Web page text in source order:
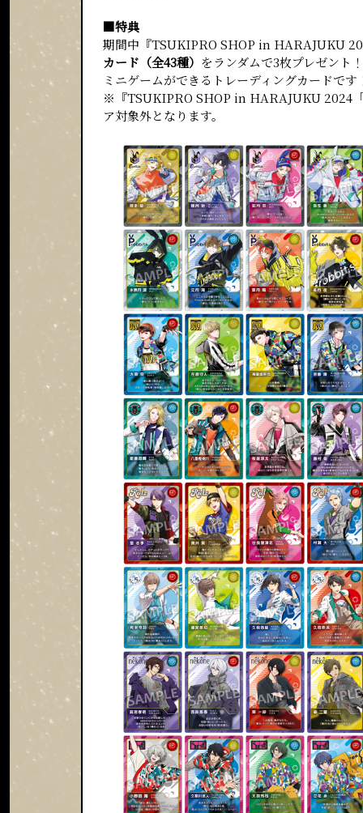
■特典
期間中『TSUKIPRO SHOP in HARAJUKU
カード（全43種） をランダムで3枚プレゼント！
ミニゲームができるトレーディングカードです
※『TSUKIPRO SHOP in HARAJUKU 2024「
ア対象外となります。